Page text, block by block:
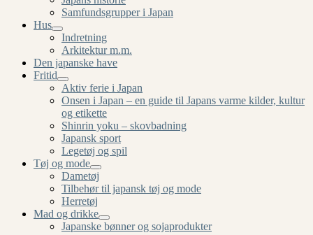
Samfundsgrupper i Japan
Hus
Indretning
Arkitektur m.m.
Den japanske have
Fritid
Aktiv ferie i Japan
Onsen i Japan – en guide til Japans varme kilder, kultur
og etikette
Shinrin yoku – skovbadning
Japansk sport
Legetøj og spil
Tøj og mode
Dametøj
Tilbehør til japansk tøj og mode
Herretøj
Mad og drikke
Japanske bønner og sojaprodukter